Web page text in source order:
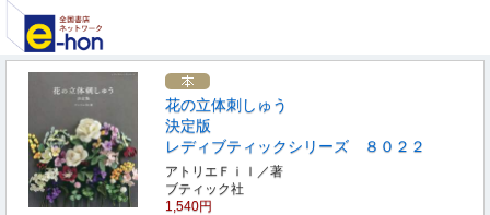
花の立体刺しゅう
決定版
レディブティックシリーズ ８０２２
アトリエＦｉｌ／著
ブティック社
1,540円